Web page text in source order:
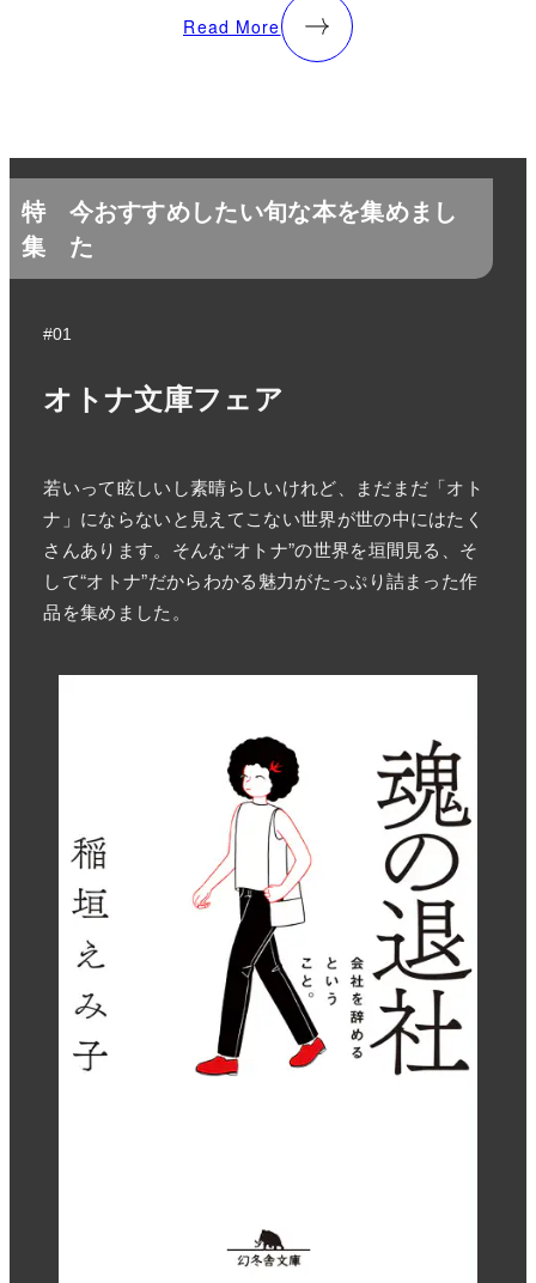
Read More
特
集
今おすすめしたい旬な本を集めまし
た
#01
オトナ文庫フェア
若いって眩しいし素晴らしいけれど、まだまだ「オト
ナ」にならないと見えてこない世界が世の中にはたく
さんあります。そんな“オトナ”の世界を垣間見る、そ
して“オトナ”だからわかる魅力がたっぷり詰まった作
品を集めました。